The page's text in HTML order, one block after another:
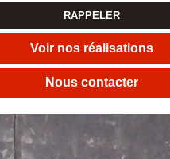
Voir nos réalisations
Nous contacter